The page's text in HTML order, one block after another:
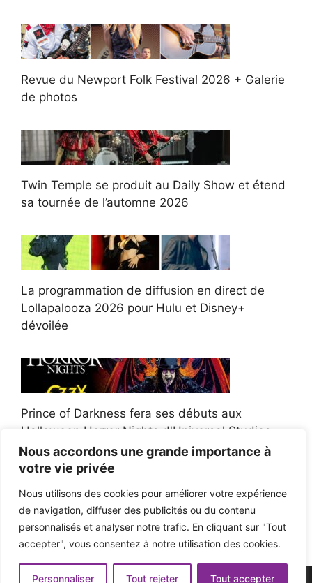
Nous accordons une grande importance à
votre vie privée
Nous utilisons des cookies pour améliorer votre expérience
de navigation, diffuser des publicités ou du contenu
personnalisés et analyser notre trafic. En cliquant sur "Tout
accepter", vous consentez à notre utilisation des cookies.
Personnaliser Tout rejeter Tout accepter
Revue du Newport Folk Festival 2026 + Galerie
de photos
Twin Temple se produit au Daily Show et étend
sa tournée de l’automne 2026
La programmation de diffusion en direct de
Lollapalooza 2026 pour Hulu et Disney+
dévoilée
Prince of Darkness fera ses débuts aux
Halloween Horror Nights d'Universal Studios
Afroman poursuit un policier de l'Ohio après la
victoire du jury en diffamation